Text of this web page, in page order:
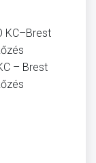
KC–Brest
– Brest